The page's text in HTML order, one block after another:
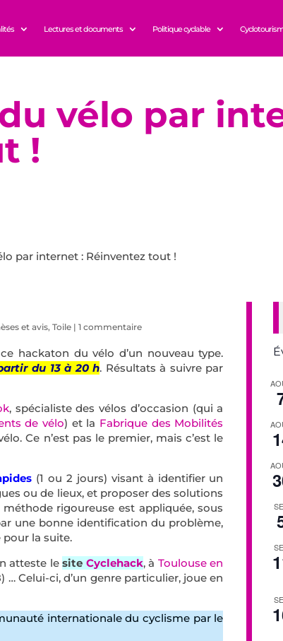
Lectures et documents Politique cyclable
vélo par
!
par internet : Réinventez tout !
et avis,Toile |1 commentaire
hackaton du vélo d’un nouveau type.
du 13 à 20 h. Résultats à suivre par
, spécialiste des vélos d’occasion (qui a
de vélo) et la Fabrique des Mobilités
Ce n’est pas le premier, mais c’est le
(1 ou 2 jours) visant à identifier un
ou de lieux, et proposer des solutions
rigoureuse est appliquée, sous
une bonne identification du problème,
la suite.
atteste lesite Cyclehack, à Toulouse en
… Celui-ci, d’un genre particulier, joue en
internationale du cyclisme par le